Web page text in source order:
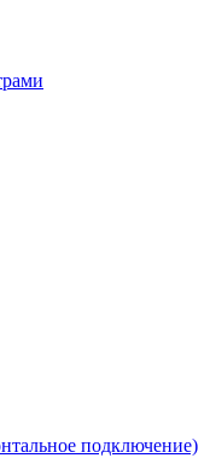
подключение)